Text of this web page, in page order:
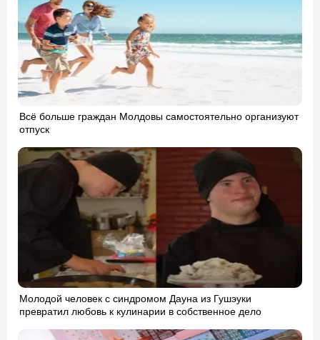
Всё больше граждан Молдовы самостоятельно организуют
отпуск
Молодой человек с синдромом Дауна из Гушэуки
превратил любовь к кулинарии в собственное дело